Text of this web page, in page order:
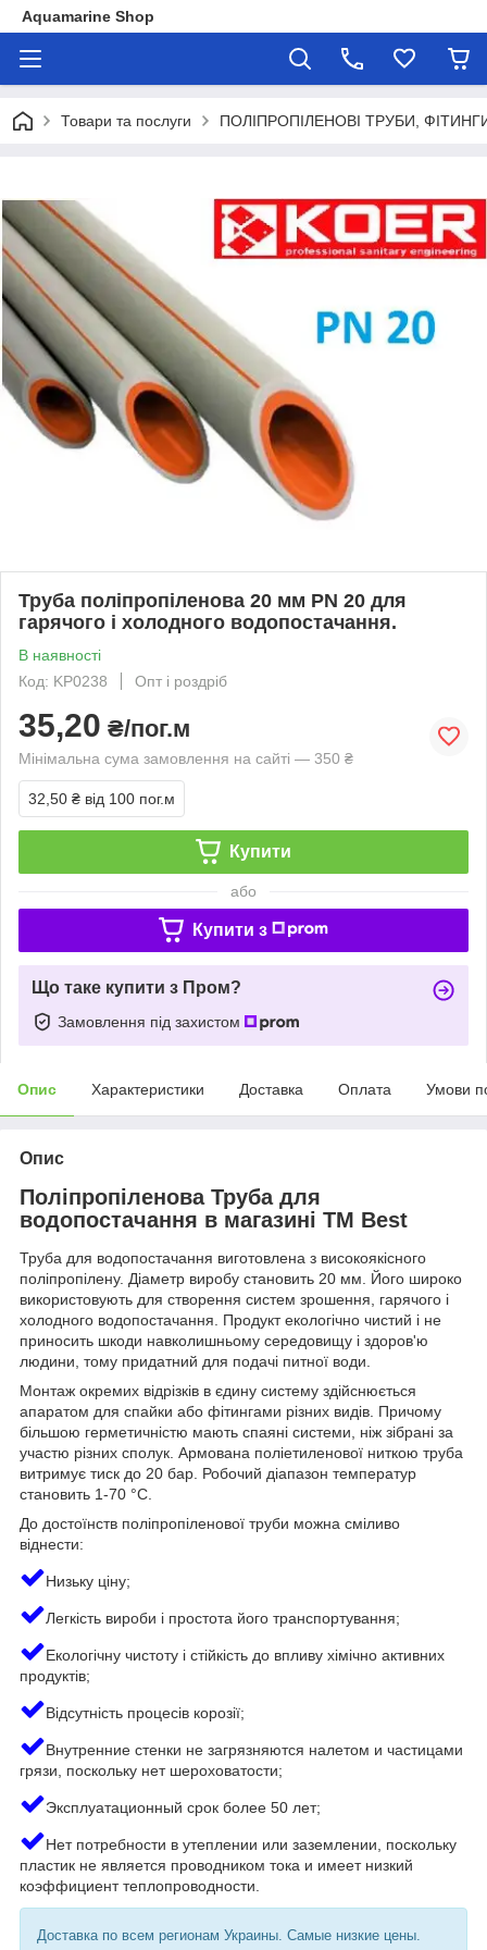
Aquamarine Shop
Товари та послуги ПОЛІПРОПІЛЕНОВІ ТРУБИ,
Труба поліпропіленова 20 мм PN 20 для
гарячого і холодного водопостачання.
В наявності
Код: KP0238
Опт і роздріб
35,20 ₴/пог.м
Мінімальна сума замовлення на сайті — 350 ₴
32,50 ₴ від 100 пог.м
Купити
або
Купити з
Що таке купити з Пром?
Замовлення під захистом
Опис Характеристики Доставка Оплата Умови
Опис
Поліпропіленова Труба для
водопостачання в магазині TM Best
Труба для водопостачання виготовлена з високоякісного
поліпропілену. Діаметр виробу становить 20 мм. Його широко
використовують для створення систем зрошення, гарячого і
холодного водопостачання. Продукт екологічно чистий і не
приносить шкоди навколишньому середовищу і здоров'ю
людини, тому придатний для подачі питної води.
Монтаж окремих відрізків в єдину систему здійснюється
апаратом для спайки або фітингами різних видів. Причому
більшою герметичністю мають спаяні системи, ніж зібрані за
участю різних сполук. Армована поліетиленової ниткою труба
витримує тиск до 20 бар. Робочий діапазон температур
становить 1-70 °C.
До достоїнств поліпропіленової труби можна сміливо
віднести:
Низьку ціну;
Легкість вироби і простота його транспортування;
Екологічну чистоту і стійкість до впливу хімічно активних
продуктів;
Відсутність процесів корозії;
Внутренние стенки не загрязняются налетом и частицами
грязи, поскольку нет шероховатости;
Эксплуатационный срок более 50 лет;
Нет потребности в утеплении или заземлении, поскольку
пластик не является проводником тока и имеет низкий
коэффициент теплопроводности.
Доставка по всем регионам Украины. Самые низкие цены.